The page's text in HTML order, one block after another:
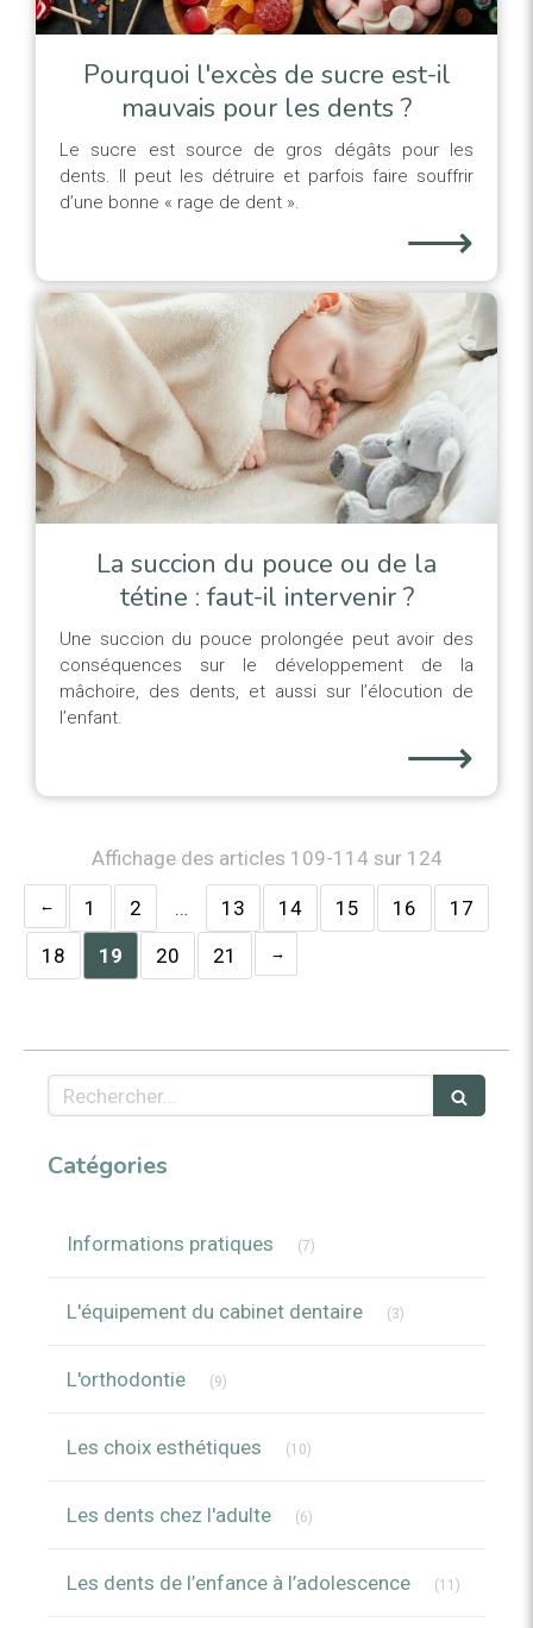
Pourquoi l'excès de sucre est-il
mauvais pour les dents ?
Le sucre est source de gros dégâts pour les
dents. Il peut les détruire et parfois faire souffrir
d’une bonne « rage de dent ».
⟶
La succion du pouce ou de la
tétine : faut-il intervenir ?
Une succion du pouce prolongée peut avoir des
conséquences sur le développement de la
mâchoire, des dents, et aussi sur l’élocution de
l’enfant.
⟶
Affichage des articles 109-114 sur 124
1 2 … 13 14 15 16
17
18
19 20 21
Rechercher
Catégories
Informations pratiques (7)
L'équipement du cabinet dentaire (3)
L'orthodontie (9)
Les choix esthétiques (10)
Les dents chez l'adulte (6)
Les dents de l’enfance à l’adolescence (11)